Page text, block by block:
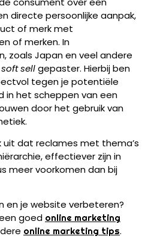
directe persoonlijke aanpak,
of merk met
of merken. In
zoals Japan en veel andere
soft sellgepaster. Hierbij ben
tegen je potentiële
in het scheppen van een
door het gebruik van
dat reclames met thema’s
effectiever zijn in
meer voorkomen dan bij
en je website verbeteren?
goed online marketing
online marketing tips.